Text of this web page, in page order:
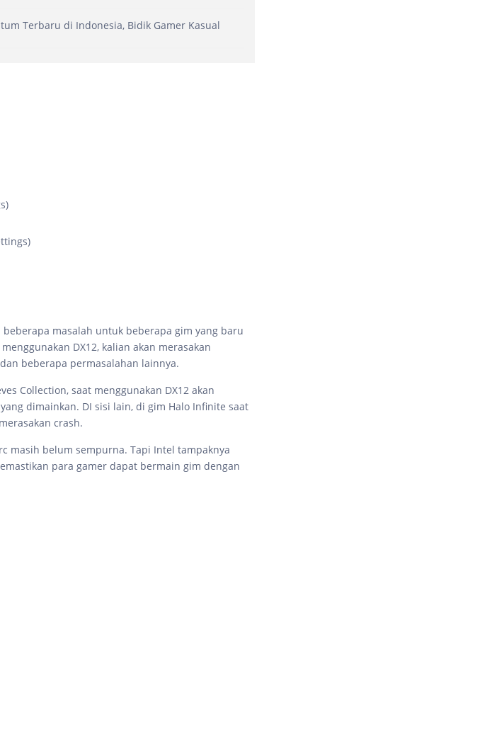
Terbaru di Indonesia, Bidik Gamer Kasual
masalah untuk beberapa gim yang baru
DX12, kalian akan merasakan
beberapa permasalahan lainnya.
Collection, saat menggunakan DX12 akan
dimainkan. DI sisi lain, di gim Halo Infinite saat
crash.
masih belum sempurna. Tapi Intel tampaknya
para gamer dapat bermain gim dengan